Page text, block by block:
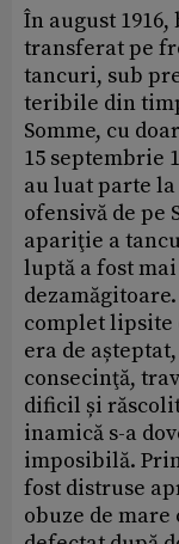
În august
transferat pe
tancuri, sub
teribile din
Somme, cu
15 septembrie
au luat parte la
ofensivă de pe
apariţie a
luptă a fost
complet lipsite
era de
consecinţă,
dificil și
inamică s-a
imposibilă.
fost distruse
obuze de